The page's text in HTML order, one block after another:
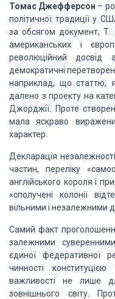
Томас Джеф­ферсон –
політичної традиції у
за обсягом документ,
американських і
революційний досвід
демократичні
наприклад, що статтю,
далено з проекту на
Джорджії. Проте
мала яскраво
характер.
Декларація
час­тин, переліку
англійсько­го короля і
«сполучені колонії
вільними і незалежни­ми
Самий факт
залежними
єдиної федеративної
чинності
важливості не лише
зовнішнього світу.